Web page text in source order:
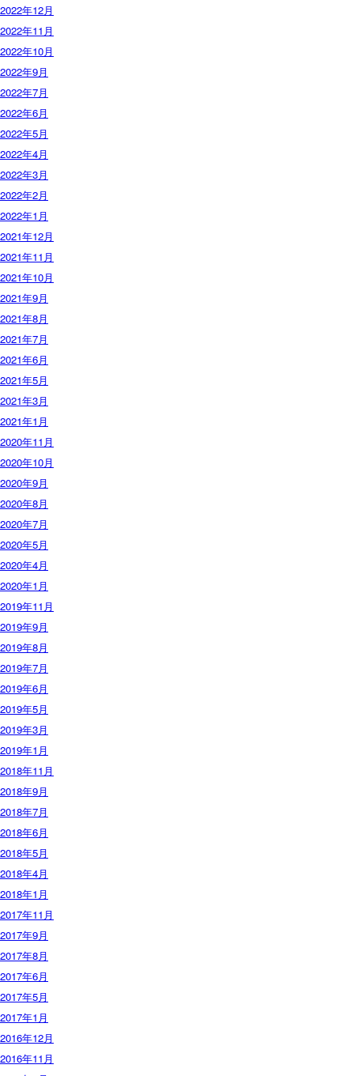
2022年12月
2022年11月
2022年10月
2022年9月
2022年7月
2022年6月
2022年5月
2022年4月
2022年3月
2022年2月
2022年1月
2021年12月
2021年11月
2021年10月
2021年9月
2021年8月
2021年7月
2021年6月
2021年5月
2021年3月
2021年1月
2020年11月
2020年10月
2020年9月
2020年8月
2020年7月
2020年5月
2020年4月
2020年1月
2019年11月
2019年9月
2019年8月
2019年7月
2019年6月
2019年5月
2019年3月
2019年1月
2018年11月
2018年9月
2018年7月
2018年6月
2018年5月
2018年4月
2018年1月
2017年11月
2017年9月
2017年8月
2017年6月
2017年5月
2017年1月
2016年12月
2016年11月